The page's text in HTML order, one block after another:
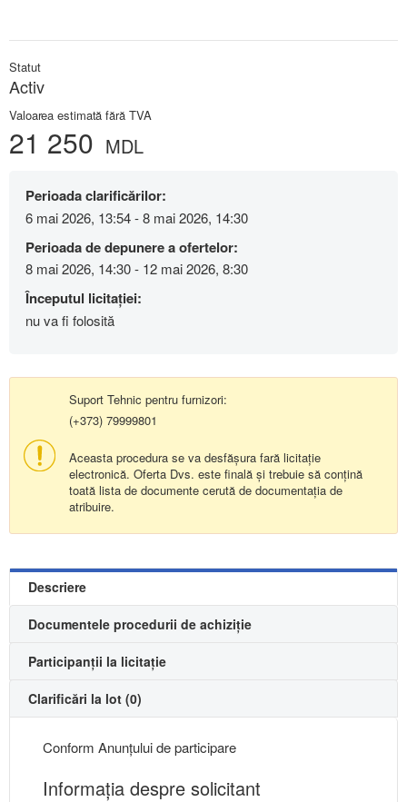
Statut
Activ
Valoarea estimată fără TVA
21 250 MDL
Perioada clarificărilor:
6 mai 2026, 13:54 - 8 mai 2026, 14:30
Perioada de depunere a ofertelor:
8 mai 2026, 14:30 - 12 mai 2026, 8:30
Începutul licitației:
nu va fi folosită
Suport Tehnic pentru furnizori:
(+373) 79999801
Aceasta procedura se va desfășura fară licitație
electronică. Oferta Dvs. este finală și trebuie să conțină
toată lista de documente cerută de documentația de
atribuire.
Descriere
Documentele procedurii de achiziție
Participanții la licitație
Clarificări la lot (0)
Conform Anunțului de participare
Informaţia despre solicitant